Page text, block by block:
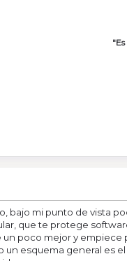
bajo mi punto de vista
que te protege
poco mejor y
un esquema general es